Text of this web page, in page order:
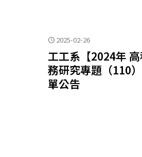
2025-02-26
工工系【2024年
務研究專題（110
單公告